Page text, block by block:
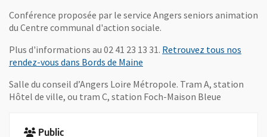
Conférence proposée par le service Angers seniors animation
du Centre communal d'action sociale.
Plus d'informations au 02 41 23 13 31. Retrouvez tous nos
rendez-vous dans Bords de Maine
Salle du conseil d’Angers Loire Métropole. Tram A, station
Hôtel de ville, ou tram C, station Foch-Maison Bleue
Public